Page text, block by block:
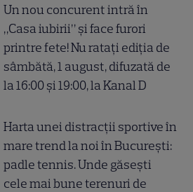
Un nou concurent intră în
„Casa iubirii” și face furori
printre fete! Nu ratați ediția de
sâmbătă, 1 august, difuzată de
la 16:00 și 19:00, la Kanal D
Harta unei distracții sportive în
mare trend la noi în București:
padle tennis. Unde găsești
cele mai bune terenuri de